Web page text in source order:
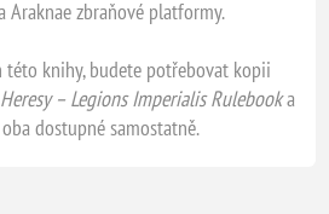
Araknae zbraňové platformy.
této knihy, budete potřebovat kopii
– Legions Imperialis Rulebooka
oba dostupné samostatně.